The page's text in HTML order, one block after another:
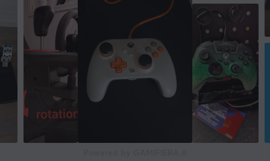
Höjd
270 mm
Vikt